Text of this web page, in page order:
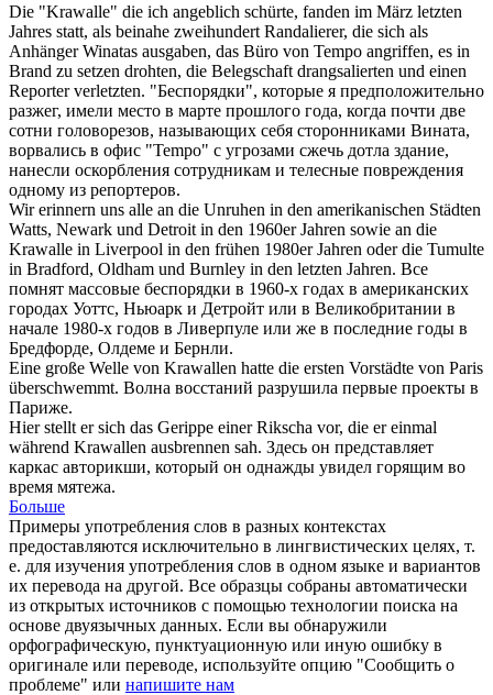
Die "Krawalle" die ich angeblich schürte, fanden im März letzten
Jahres statt, als beinahe zweihundert Randalierer, die sich als
Anhänger Winatas ausgaben, das Büro von Tempo angriffen, es in
Brand zu setzen drohten, die Belegschaft drangsalierten und einen
Reporter verletzten. "Беспорядки", которые я предположительно
разжег, имели место в марте прошлого года, когда почти две
сотни головорезов, называющих себя сторонниками Вината,
ворвались в офис "Tempo" с угрозами сжечь дотла здание,
нанесли оскорбления сотрудникам и телесные повреждения
одному из репортеров.
Wir erinnern uns alle an die Unruhen in den amerikanischen Städten
Watts, Newark und Detroit in den 1960er Jahren sowie an die
Krawalle in Liverpool in den frühen 1980er Jahren oder die Tumulte
in Bradford, Oldham und Burnley in den letzten Jahren. Все
помнят массовые беспорядки в 1960-х годах в американских
городах Уоттс, Ньюарк и Детройт или в Великобритании в
начале 1980-х годов в Ливерпуле или же в последние годы в
Бредфорде, Олдеме и Бернли.
Eine große Welle von Krawallen hatte die ersten Vorstädte von Paris
überschwemmt. Волна восстаний разрушила первые проекты в
Париже.
Hier stellt er sich das Gerippe einer Rikscha vor, die er einmal
während Krawallen ausbrennen sah. Здесь он представляет
каркас авторикши, который он однажды увидел горящим во
время мятежа.
Больше
Примеры употребления слов в разных контекстах
предоставляются исключительно в лингвистических целях, т.
е. для изучения употребления слов в одном языке и вариантов
их перевода на другой. Все образцы собраны автоматически
из открытых источников с помощью технологии поиска на
основе двуязычных данных. Если вы обнаружили
орфографическую, пунктуационную или иную ошибку в
оригинале или переводе, используйте опцию "Сообщить о
проблеме" или напишите нам